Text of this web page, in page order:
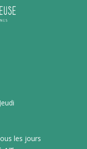
les jours